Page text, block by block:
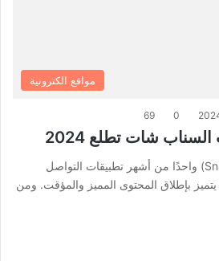
مواقع الكترونية
0
69
شات تطلع 2024
يمثل السناب شات (Snapchat) واحدًا من أشهر تطبيقات التواصل
يتميز بإطلاق المحتوى المميز والمؤقت. ومن